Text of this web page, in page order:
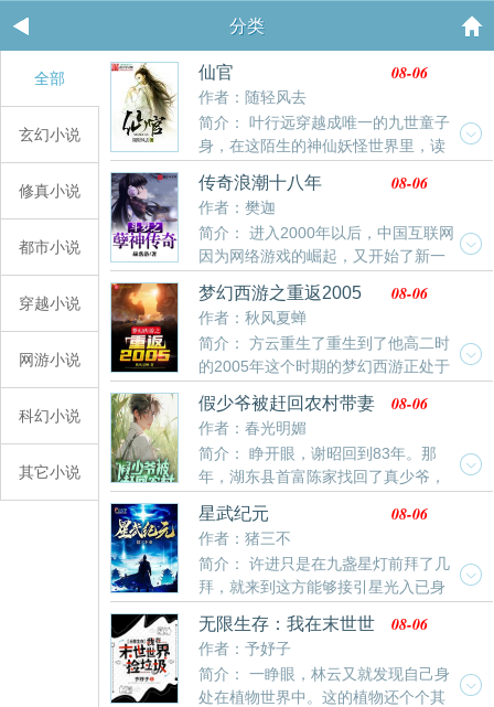
分类
全部
玄幻小说
修真小说
都市小说
穿越小说
网游小说
科幻小说
其它小说
仙官
作者：随轻风去
08-06
简介： 叶行远穿越成唯一的九世童子
身，在这陌生的神仙妖怪世界里，读
书科举考进士，皇家天命授神通。他还发现，前身给自
己留下了外挂！然而天机与道统纠缠不清，神仙与凡人
相爱相杀，妖魔与鬼怪上蹿下跳，手持外挂的玩家叶行
远怎一个酸爽......
传奇浪潮十八年
作者：樊迦
08-06
简介： 进入2000年以后，中国互联网
因为网络游戏的崛起，又开始了新一
轮的造富运动。在这一轮时代的浪潮中，涌现出了不同
年份的多名首富，上百名亿万富豪，以及数不清的千万
富豪与百万级中产。整整十八年的淘金梦。苏清越从一
座南方小城，孤身至平京，从一个普通部门经理做起，
经历冷眼相待，也经历过爱恨情仇、焚香磕头、割袍断
义，如履薄冰、战战兢兢，终成顶级富豪。他的故事就
像港剧大时代一样精彩，甚至比大时代还精彩。本文
梦幻西游之重返2005
作者：秋风夏蝉
08-06
简介： 方云重生了重生到了他高二时
的2005年这个时期的梦幻西游正处于
飞速成长期各种风云人物竞相争锋“叮——电竞之神系统
为您服务！”从课堂上醒来的方云听到脑海中的提示声整
个人已经惊呆了！
假少爷被赶回农村带妻
儿逆袭人生
作者：春光明媚
08-06
简介： 睁开眼，谢昭回到83年。那
年，湖东县首富陈家找回了真少爷，
而他这个冒牌货被赶回了石水村。他不敢相信曾经疼他
如珠如宝的爹妈居然不要他了，难道十八年的亲情全都
是假的吗？他上门求问，可他们哭着大骂他是祸根子，
害得他们亲生儿子吃了苦，受了难，是个黑心肝的王八
蛋！从此他一蹶不振。而亲爹妈为了弥补他，给他娶了
个顶顶好的媳妇儿。黑长直，麻花辫儿，一张瓜子脸漂
亮清纯，眼睛水灵灵仿佛会说话。可他打心眼里不喜
欢，觉着一切都是她和自己亲爹妈设下的阴谋，为的就
是把自己困死在这里。后来，那一年年关，他不死心，
星武纪元
作者：猪三不
08-06
简介： 许进只是在九盏星灯前拜了几
拜，就来到这方能够接引星光入已身
的世界，然后，他又在九盏星灯前拜了拜《基因大时
代》《造化之王》《掌御星辰》这三本小说，最高订7
万，最低高订3万，最低均订7600，本本400万字往
上，人品保证，请放心入坑。
无限生存：我在末世世
界捡垃圾
作者：予妤子
08-06
简介： 一睁眼，林云又就发现自己身
处在植物世界中。这的植物还个个其